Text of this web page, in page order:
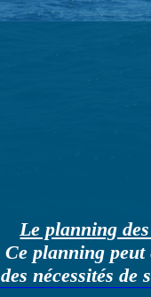
Le planning
Ce planning
des nécessités de